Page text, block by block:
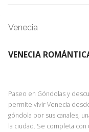
Venecia
VENECIA
Paseo en Góndolas y
permite vivir Venecia
góndola por sus canales,
la ciudad. Se completa